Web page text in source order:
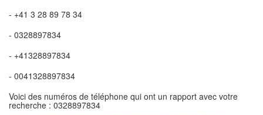
- +41 3 28 89 78 34
- 0328897834
- +41328897834
- 0041328897834
Voici des numéros de téléphone qui ont un rapport avec votre
recherche : 0328897834